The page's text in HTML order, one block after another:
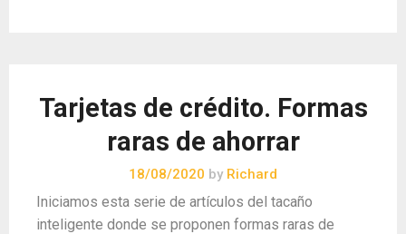
Tarjetas de crédito. Formas
raras de ahorrar
18/08/2020 by Richard
Iniciamos esta serie de artículos del tacaño
inteligente donde se proponen formas raras de